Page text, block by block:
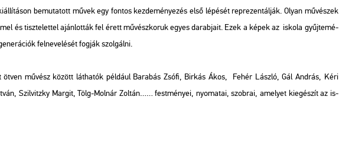
be­mu­ta­tott művek egy fon­tos kez­de­mé­nye­zés első lé­pé­sét rep­re­zen­tál­ják. Olyan mű­vé­szek
és tisz­te­let­tel aján­lot­ták fel érett mű­vész­ko­ruk egyes da­rab­ja­it. Ezek a képek az is­ko­la gyűj­te­mé­
fel­ne­ve­lé­sét fog­ják szol­gál­ni.
mű­vész kö­zött lát­ha­tók pél­dá­ul Ba­ra­bás Zsófi, Bir­kás Ákos, Fehér Lász­ló, Gál And­rás, Kéri
Szil­vitz­ky Mar­git, Tölg-Mol­nár Zol­tán…… fest­mé­nyei, nyo­ma­tai, szob­rai, ame­lyet ki­egé­szít az is­